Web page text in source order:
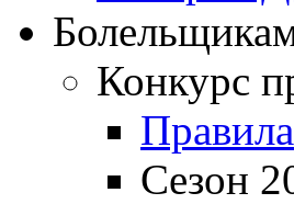
Конкурс
Правила
Сезон